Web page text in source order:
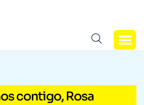
contigo, Rosa